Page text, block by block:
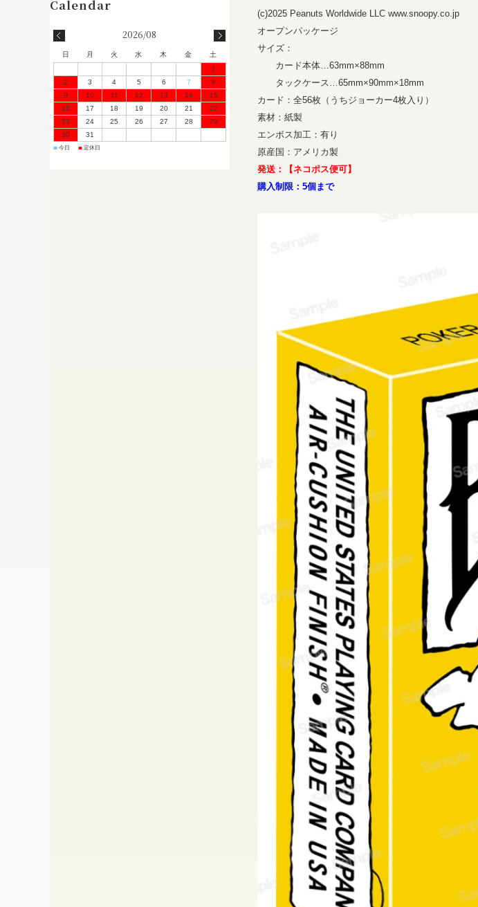
(c)2025 Peanuts Worldwide LLC www.snoopy.co.jp
オープンパッケージ
サイズ：
カード本体…63mm×88mm
タックケース…65mm×90mm×18mm
カード：全56枚（うちジョーカー4枚入り）
素材：紙製
エンボス加工：有り
原産国：アメリカ製
発送：【ネコポス便可】
購入制限：5個まで
2026/08
日 月 火 水 木 金
土
1
2
3 4 5 6 7
8
9
10 11 12 13 14
15
16
17 18 19 20 21
22
23
24 25 26 27 28
29
30
31
■ 今日 ■ 定休日